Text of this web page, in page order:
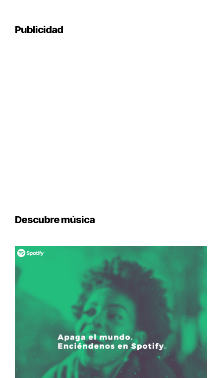
Publicidad
Descubre música